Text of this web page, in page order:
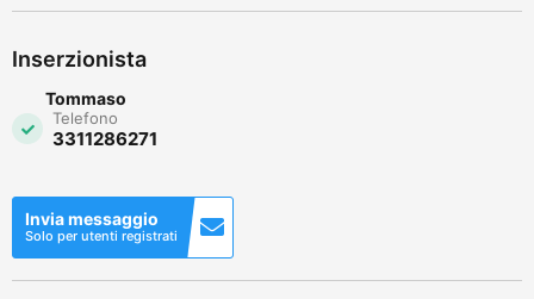
Inserzionista
Tommaso
Telefono
3311286271
Invia messaggio
Solo per utenti registrati